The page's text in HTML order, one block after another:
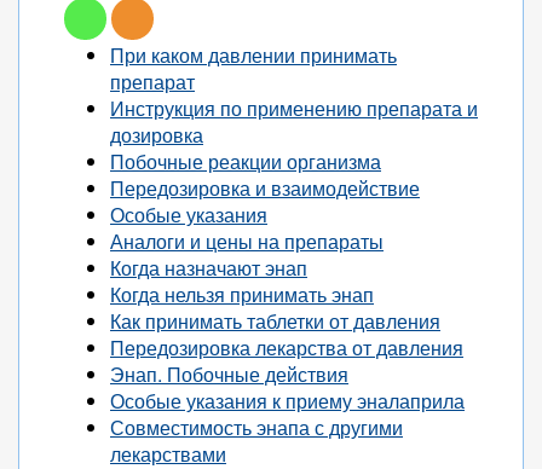
При каком давлении принимать
препарат
Инструкция по применению препарата и
дозировка
Побочные реакции организма
Передозировка и взаимодействие
Особые указания
Аналоги и цены на препараты
Когда назначают энап
Когда нельзя принимать энап
Как принимать таблетки от давления
Передозировка лекарства от давления
Энап. Побочные действия
Особые указания к приему эналаприла
Совместимость энапа с другими
лекарствами